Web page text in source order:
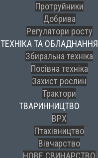
Протруйники
Добрива
Регулятори росту
ТЕХНІКА ТА ОБЛАДНАННЯ
Збиральна техніка
Посівна техніка
Захист рослин
Трактори
ТВАРИННИЦТВО
ВРХ
Птахівництво
Вівчарство
НОВЕ СВИНАРСТВО